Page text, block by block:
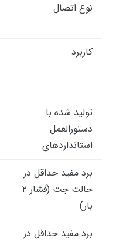
نوع اتصال
کاربرد
تولید شده با
دستورالعمل‌
استانداردهای
برد مفید حداقل در
حالت جت (فشار ۲
بار)
برد مفید حداقل در